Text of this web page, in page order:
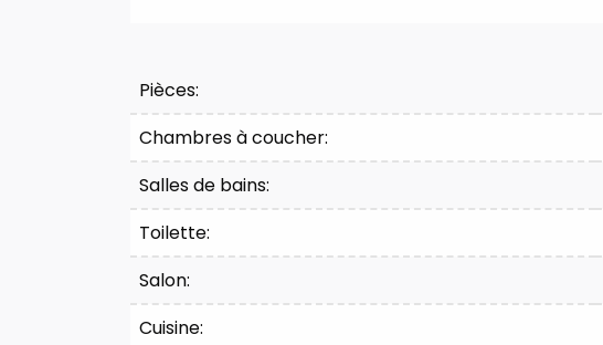
Division
Pièces:
Chambres à coucher:
Salles de bains:
Toilette:
Salon:
Cuisine: